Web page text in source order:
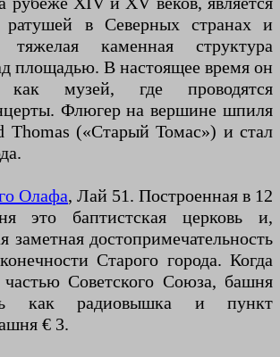
ратушей в Северных странах и
каменная структура
площадью. В настоящее время он
как музей, где проводятся
Флюгер на вершине шпиля
Thomas («Старый Томас») и стал
Олафа, Лай 51. Построенная в 12
это баптистская церковь и,
заметная достопримечательность
Старого города. Когда
Советского Союза, башня
как радиовышка и пункт
€ 3.